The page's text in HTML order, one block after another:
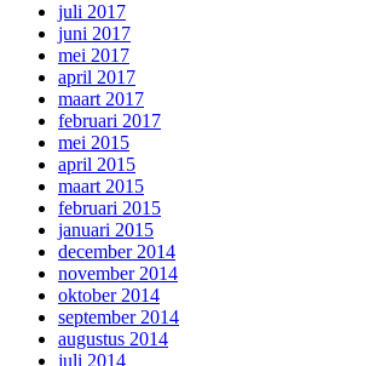
juli 2017
juni 2017
mei 2017
april 2017
maart 2017
februari 2017
mei 2015
april 2015
maart 2015
februari 2015
januari 2015
december 2014
november 2014
oktober 2014
september 2014
augustus 2014
juli 2014